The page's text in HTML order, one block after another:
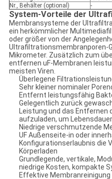
Nr., Behälter (optional)
-
System-Vorteile der
Membransysteme der
ein herkömmlicher
oder größer von der
Ultrafiltrationsmembranporen-
Mikrometer. Zusätzlich zum
entfernen uF-Membranen
meisten Viren.
Überlegene
Sehr kleiner nominaler
Entfernt leistungsfähig
Gelegentlich zurück
Leistung und das
aufzuladen, um
Niedrige verschmutzende
UF Außenseite-in oder
Konfigurationserlaubnis die
Körperladen
Grundlegende, vertikale,
niedrige Kosten, kompakte
Effektive Membranreinigung